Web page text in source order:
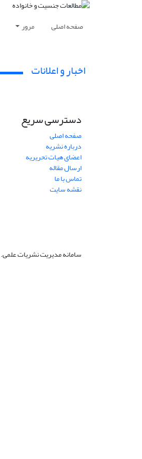
صفحه اصلی مرور
اخبار و اعلانات
دسترسی سریع
صفحه اصلی
درباره نشریه
اعضای هیات تحریریه
ارسال مقاله
تماس با ما
نقشه سایت
سامانه مدیریت نشریات علمی.